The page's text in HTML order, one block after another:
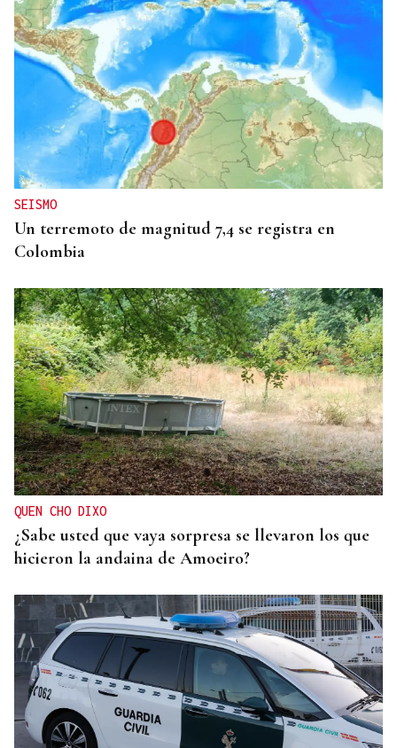
OBITUARIO
Muere a los 50 años el DJ francés Kavinsky, autor
del icónico tema "Nightcall"
SEISMO
Un terremoto de magnitud 7,4 se registra en
Colombia
QUEN CHO DIXO
¿Sabe usted que vaya sorpresa se llevaron los que
hicieron la andaina de Amoeiro?